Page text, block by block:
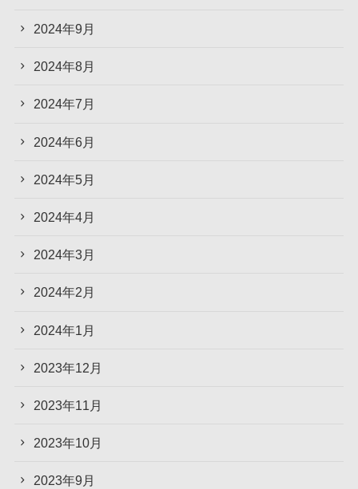
2024年9月
2024年8月
2024年7月
2024年6月
2024年5月
2024年4月
2024年3月
2024年2月
2024年1月
2023年12月
2023年11月
2023年10月
2023年9月